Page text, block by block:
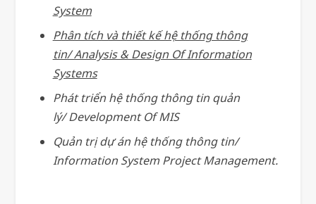
System
Phân tích và thiết kế hệ thống thông
tin/ Analysis & Design Of Information
Systems
Phát triển hệ thống thông tin quản
lý/ Development Of MIS
Quản trị dự án hệ thống thông tin/
Information System Project Management.